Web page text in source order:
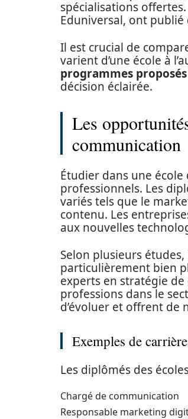
spécialisations
Eduniversal, ont publié
Il est crucial de
varient d’une école à
programmes proposés
décision éclairée.
Les
communication
Étudier dans une
professionnels. Les
variés tels que le
contenu. Les
aux nouvelles
Selon plusieurs
particulièrement bien
experts en stratégie
professions dans le
d’évoluer et offrent de
Exemples de
Les diplômés des
Chargé de communication
Responsable marketing